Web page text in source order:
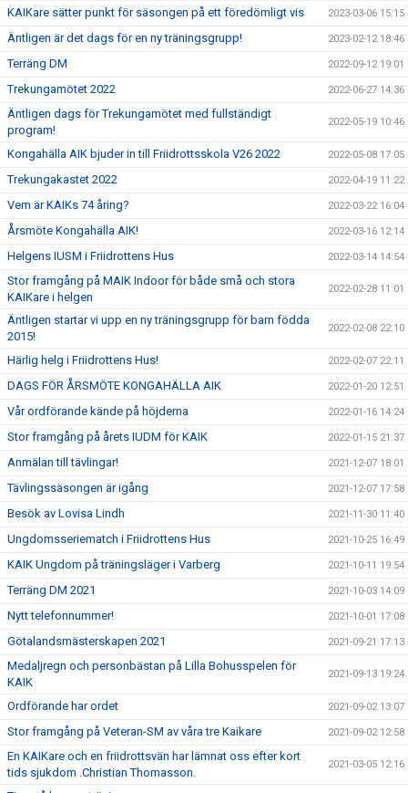
KAIKare sätter punkt för säsongen på ett föredömligt vis 2023-03-06 15:15
Äntligen är det dags för en ny träningsgrupp! 2023-02-12 18:46
Terräng DM 2022-09-12 19:01
Trekungamötet 2022 2022-06-27 14:36
Äntligen dags för Trekungamötet med fullständigt
program!
2022-05-19 10:46
Kongahälla AIK bjuder in till Friidrottsskola V26 2022 2022-05-08 17:05
Trekungakastet 2022 2022-04-19 11:22
Vem är KAIKs 74 åring? 2022-03-22 16:04
Årsmöte Kongahälla AIK! 2022-03-16 12:14
Helgens IUSM i Friidrottens Hus 2022-03-14 14:54
Stor framgång på MAIK Indoor för både små och stora
KAIKare i helgen
2022-02-28 11:01
Äntligen startar vi upp en ny träningsgrupp för barn födda
2015!
2022-02-08 22:10
Härlig helg i Friidrottens Hus! 2022-02-07 22:11
DAGS FÖR ÅRSMÖTE KONGAHÄLLA AIK 2022-01-20 12:51
Vår ordförande kände på höjderna 2022-01-16 14:24
Stor framgång på årets IUDM för KAIK 2022-01-15 21:37
Anmälan till tävlingar! 2021-12-07 18:01
Tävlingssäsongen är igång 2021-12-07 17:58
Besök av Lovisa Lindh 2021-11-30 11:40
Ungdomsseriematch i Friidrottens Hus 2021-10-25 16:49
KAIK Ungdom på träningsläger i Varberg 2021-10-11 19:54
Terräng DM 2021 2021-10-03 14:09
Nytt telefonnummer! 2021-10-01 17:08
Götalandsmästerskapen 2021 2021-09-21 17:13
Medaljregn och personbästan på Lilla Bohusspelen för
KAIK
2021-09-13 19:24
Ordförande har ordet 2021-09-02 13:07
Stor framgång på Veteran-SM av våra tre Kaikare 2021-09-02 12:58
En KAIKare och en friidrottsvän har lämnat oss efter kort
tids sjukdom .Christian Thomasson.
2021-03-05 12:16